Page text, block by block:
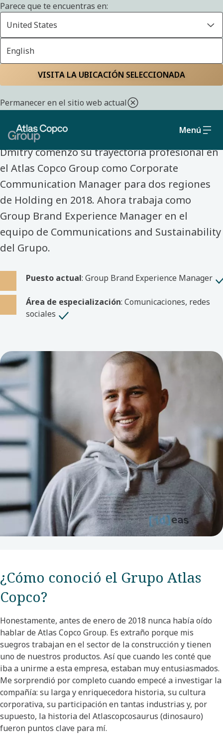
Parece que te encuentras en:
United States
English
VISITA LA UBICACIÓN SELECCIONADA
Permanecer en el sitio web actual
Menú
Inicio Conoce a nuestros compañeros
Dmitry Kovalev
Dmitry comenzó su trayectoria profesional en
el Atlas Copco Group como Corporate
Communication Manager para dos regiones
de Holding en 2018. Ahora trabaja como
Group Brand Experience Manager en el
equipo de Communications and Sustainability
del Grupo.
Puesto actual: Group Brand Experience Manager
Área de especialización: Comunicaciones, redes
sociales
¿Cómo conoció el Grupo Atlas
Copco?​
Honestamente, antes de enero de 2018 nunca había oído
hablar de Atlas Copco Group. Es extraño porque mis
suegros trabajan en el sector de la construcción y tienen
uno de nuestros productos. Así que cuando les conté que
iba a unirme a esta empresa, estaban muy entusiasmados.
Me sorprendió por completo cuando empecé a investigar la
compañía: su larga y enriquecedora historia, su cultura
corporativa, su participación en tantas industrias y, por
supuesto, la historia del Atlascopcosaurus (dinosauro)
fueron puntos clave para mí.